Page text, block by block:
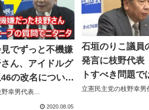
見でずっと不機嫌
ん、アイドルグ
の改名について
ヤニヤする
幸男代表...
2020.08.05
石垣のりこ議員
発言に枝野代表
トすべき問題
方、ＡＫＢ峰岸
て「大変残念
立憲民主党の枝野幸男